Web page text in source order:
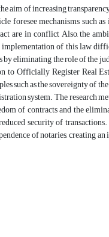
aim of increasing
foresee mechanisms such
are in conflict Also, the
of this law
eliminating the role of the
Officially Register Real
such as the sovereignty of
system. The research
of contracts and the
security of
of notaries, creating